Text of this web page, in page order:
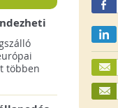
többen